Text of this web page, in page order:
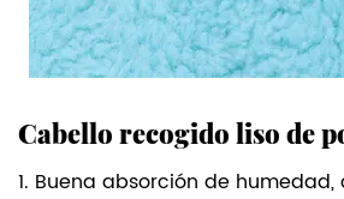
Cabello recogido liso de
1. Buena absorción de